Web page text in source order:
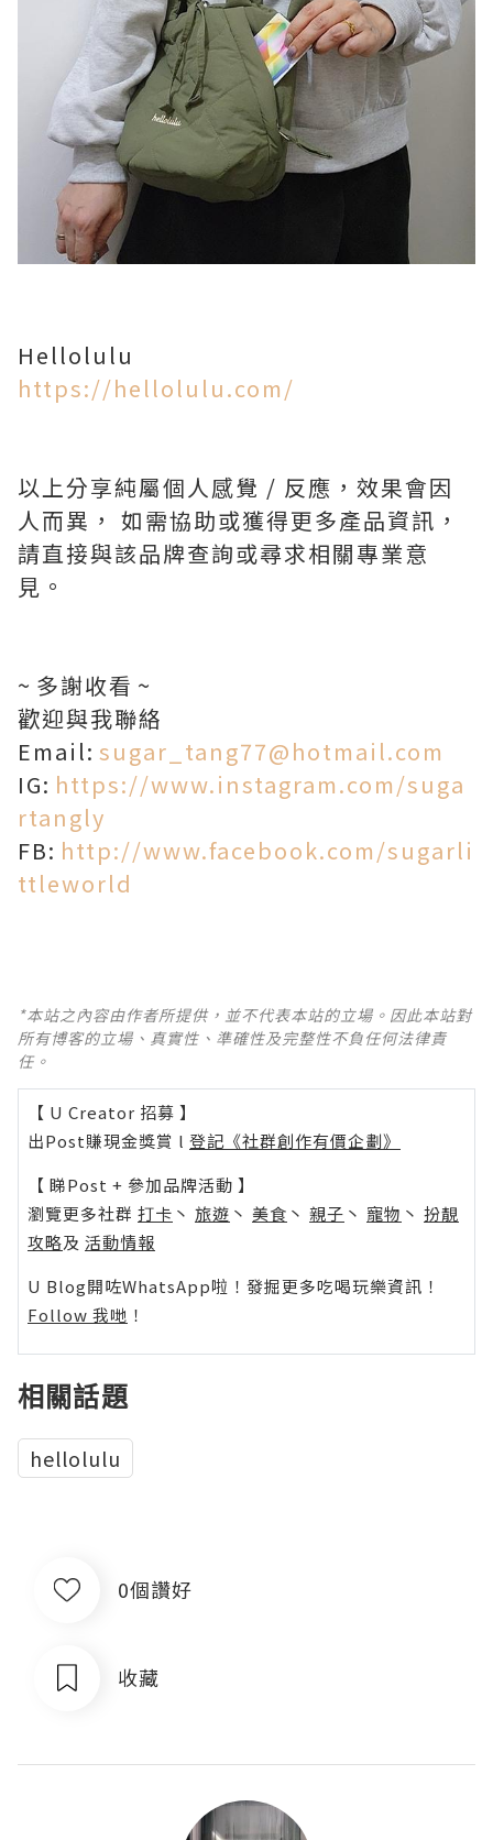
Hellolulu
https://hellolulu.com/
以上分享純屬個人感覺 / 反應，效果會因
人而異， 如需協助或獲得更多產品資訊，
請直接與該品牌查詢或尋求相關專業意
見。
~ 多謝收看 ~
歡迎與我聯絡
Email: sugar_tang77@hotmail.com
IG: https://www.instagram.com/suga
rtangly
FB: http://www.facebook.com/sugarli
ttleworld
*本站之內容由作者所提供，並不代表本站的立場。因此本站對
所有博客的立場、真實性、準確性及完整性不負任何法律責
任。
【 U Creator 招募 】
出Post賺現金獎賞 l 登記《社群創作有價企劃》
【 睇Post + 參加品牌活動 】
瀏覽更多社群 打卡 丶 旅遊 丶 美食 丶 親子 丶 寵物 丶 扮靚
攻略及 活動情報
U Blog開咗WhatsApp啦！發掘更多吃喝玩樂資訊！
Follow 我哋 ！
相關話題
hellolulu
0個讚好
收藏